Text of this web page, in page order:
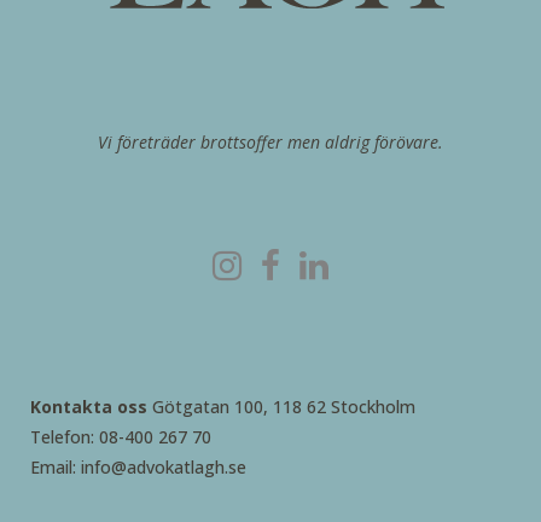
Vi företräder brottsoffer men aldrig förövare.
Kontakta oss Götgatan 100, 118 62 Stockholm
Telefon: 08-400 267 70
Email: info@advokatlagh.se